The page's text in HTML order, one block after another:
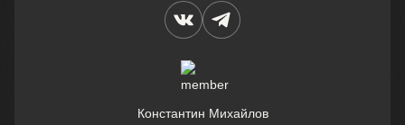
Константин Михайлов